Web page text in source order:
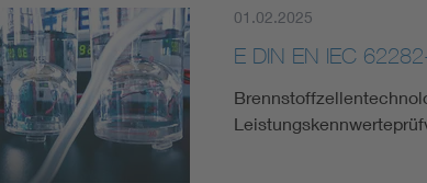
01.02.2025
E DIN EN IEC